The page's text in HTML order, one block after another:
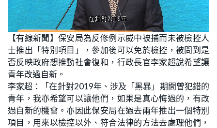
U
n
m
t
e
L
o
a
d
:
5
6
3
%
【有線新聞】保安局為反修例示威中被捕而未被檢控人
士推出「特別項目」，參加後可以免於檢控，被問到是
否反映政府想推動社會復和，行政長官李家超說希望讓
青年改過自新。
李家超：「在針對2019年、涉及「黑暴」期間曾犯錯的
青年，我亦希望可以讓他們，如果是真心悔過的，有改
過自新的機會。亦因此保安局在過去兩年推出一個特別
項目，用來以檢控以外、符合法律的方法去處理他們，